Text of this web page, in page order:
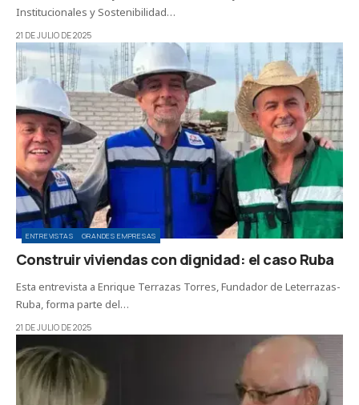
Institucionales y Sostenibilidad…
21 DE JULIO DE 2025
ENTREVISTAS GRANDES EMPRESAS
Construir viviendas con dignidad: el caso Ruba
Esta entrevista a Enrique Terrazas Torres, Fundador de Leterrazas-
Ruba, forma parte del…
21 DE JULIO DE 2025